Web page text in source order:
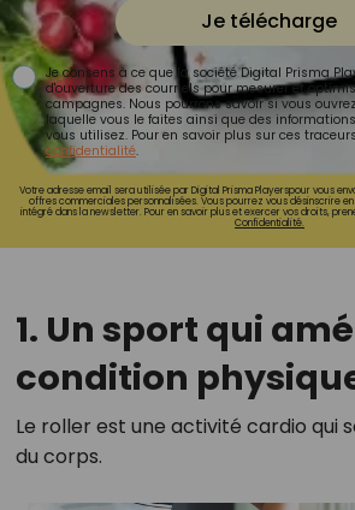
Je télécharge
Je consens à ce que la société Digital Prisma
d'ouverture des courriels pour mesurer et
campagnes. Nous pourrons savoir si vous
laquelle vous le faites ainsi que des
vous utilisez. Pour en savoir plus sur ces
confidentialité.
Votre adresse email sera utilisée par Digital Prisma Playerspour vous
offres commerciales personnalisées. Vous pourrez vous désinscrire
intégré dans la newsletter. Pour en savoir plus et exercer vos droits,
Confidentialité.
1. Un sport qui
condition
Le roller est une activité cardio qui
du corps.